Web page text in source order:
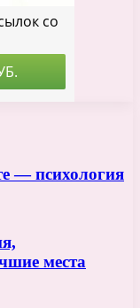
— психология
места